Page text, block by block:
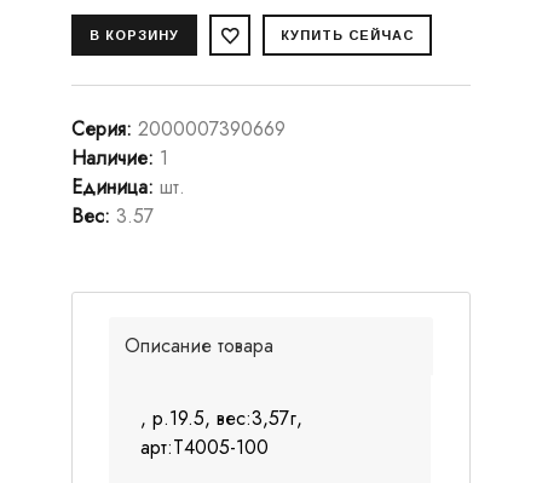
Серия: 2000007390669
Наличие: 1
Единица: шт.
Вес: 3.57
Описание товара
, р.19.5, вес:3,57г,
арт:Т4005-100